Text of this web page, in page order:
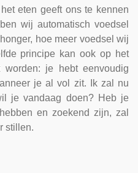
eten geeft ons te kennen
wij automatisch voedsel
hoe meer voedsel wij
principe kan ook op het
worden: je hebt eenvoudig
je al vol zit. Ik zal nu
je vandaag doen? Heb je
en zoekend zijn, zal
stillen.